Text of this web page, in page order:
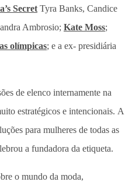
Secret Tyra Banks, Candice
Ambrosio; Kate Moss;
olímpicas; e a ex- presidiária
de elenco internamente na
estratégicos e intencionais. A
para mulheres de todas as
a fundadora da etiqueta.
o mundo da moda,